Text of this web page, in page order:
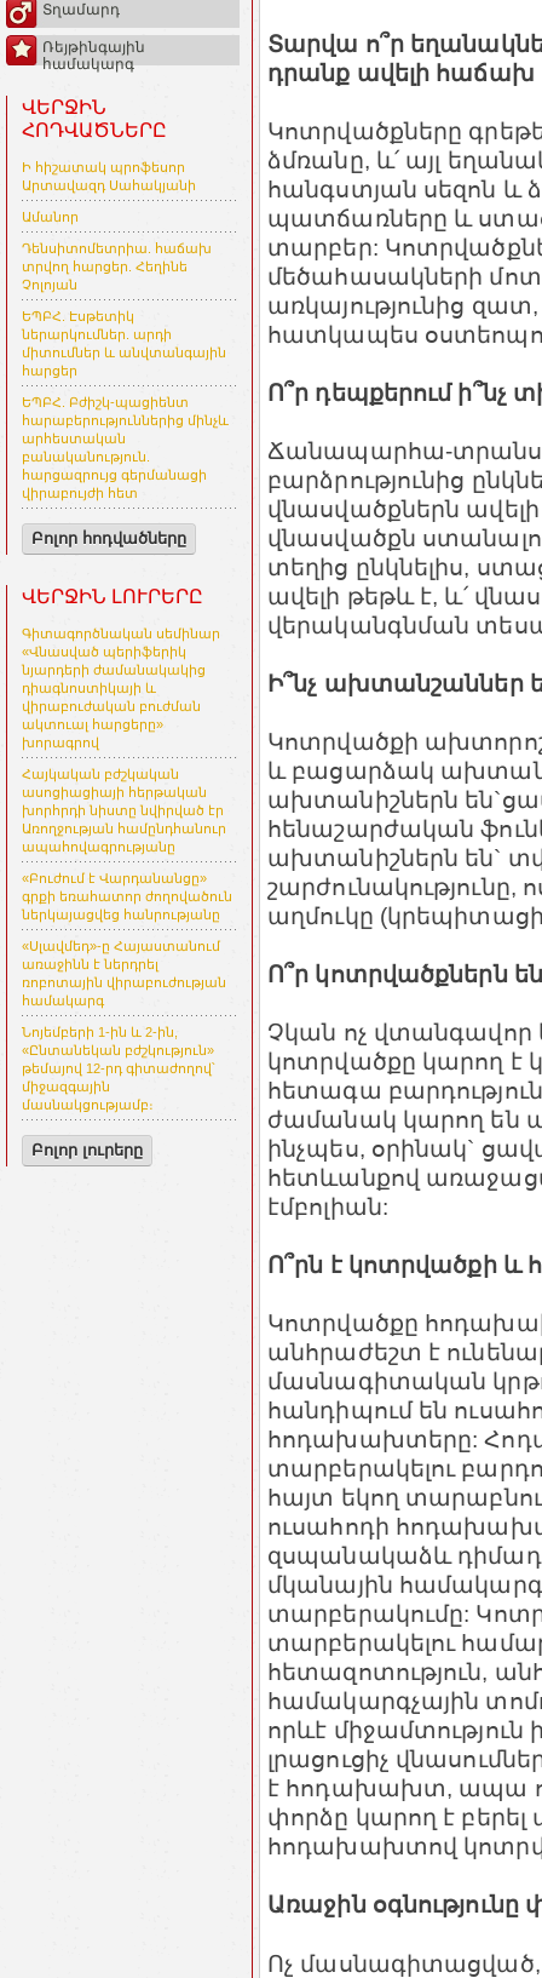
Տղամարդ
Ռեյթինգային
համակարգ
ՎԵՐՋԻՆ
ՀՈԴՎԱԾՆԵՐԸ
Ի հիշատակ պրոֆեսոր
Արտավազդ Սահակյանի
Ամանոր
Դենսիտոմետրիա. հաճախ
տրվող հարցեր. Հեղինե
Չոլոյան
ԵՊԲՀ. Էսթետիկ
ներարկումներ. արդի
միտումներ և անվտանգային
հարցեր
ԵՊԲՀ. Բժիշկ-պացիենտ
հարաբերություններից մինչև
արհեստական
բանականություն.
հարցազրույց գերմանացի
վիրաբույժի հետ
Բոլոր հոդվածները
ՎԵՐՋԻՆ ԼՈՒՐԵՐԸ
Գիտագործնական սեմինար
«Վնասված պերիֆերիկ
նյարդերի ժամանակակից
դիագնոստիկայի և
վիրաբուժական բուժման
ակտուալ հարցերը»
խորագրով
Հայկական բժշկական
ասոցիացիայի հերթական
խորհրդի նիստը նվիրված էր
Առողջության համընդհանուր
ապահովագրությանը
«Բուժում է Վարդանանցը»
գրքի եռահատոր ժողովածուն
ներկայացվեց հանրությանը
«Սլավմեդ»-ը Հայաստանում
առաջինն է ներդրել
ռոբոտային վիրաբուժության
համակարգ
Նոյեմբերի 1-ին և 2-ին,
«Ընտանեկան բժշկություն»
թեմայով 12-րդ գիտաժողով՝
միջազգային
մասնակցությամբ։
Բոլոր լուրերը
Տարվա ո՞ր
դրանք ավելի
Կոտրվածքները
ձմռանը, և՛ այլ
հանգստյան սեզոն և
պատճառները և
տարբեր:
մեծահասակների
առկայությունից
հատկապես
Ո՞ր դեպքերում ի՞նչ
Ճանապարհա-
բարձրությունից
վնասվածքներն
վնասվածքն
տեղից ընկնելիս,
ավելի թեթև է, և՛
վերականգնման
Ի՞նչ ախտանշաններ
Կոտրվածքի
և բացարձակ
ախտանիշներն
հենաշարժական
ախտանիշներն են`
շարժունակությունը,
աղմուկը
Ո՞ր կոտրվածքներն
Չկան ոչ
կոտրվածքը կարող է
հետագա
ժամանակ կարող են
ինչպես, օրինակ`
հետևանքով
էմբոլիան:
Ո՞րն է կոտրվածքի
Կոտրվածքը
անհրաժեշտ է
մասնագիտական
հանդիպում են
հոդախախտերը:
տարբերակելու
հայտ եկող
ուսահոդի
զսպանակաձև
մկանային
տարբերակումը:
տարբերակելու
հետազոտություն,
համակարգչային
որևէ միջամտություն
լրացուցիչ
է հոդախախտ, ապա ոչ
փորձը կարող է բերել
հոդախախտով
Առաջին
Ոչ